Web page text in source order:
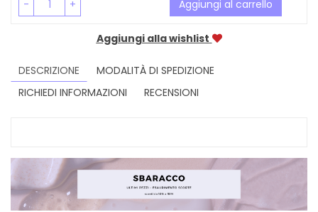
- + Aggiungi al carrello
Aggiungi alla wishlist
DESCRIZIONE
MODALITÀ DI SPEDIZIONE
RICHIEDI INFORMAZIONI
RECENSIONI